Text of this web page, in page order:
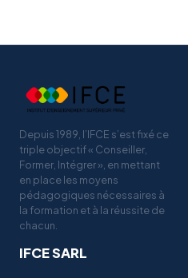
Depuis 1989, l’IFCE s’est fixé ce
triple objectif « Conseiller,
Former, Intégrer », en mettant
en place les moyens
pédagogiques nécessaires à
la formation et à la réussite de
chacun.
IFCE SARL